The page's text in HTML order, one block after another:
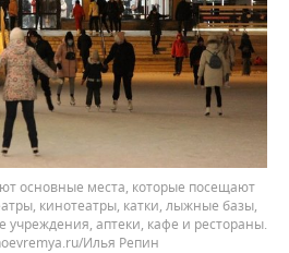
основные места, которые посещают
кинотеатры, катки, лыжные базы,
учреждения, аптеки, кафе и рестораны.
Илья Репин